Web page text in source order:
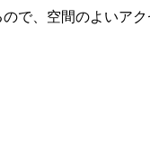
で、空間のよいアク